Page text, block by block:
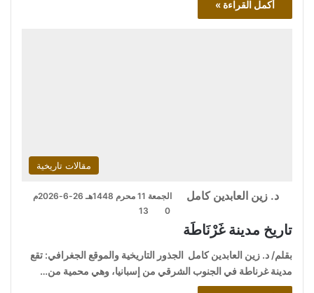
أكمل القراءة »
مقالات تاريخية
د. زين العابدين كامل
الجمعة 11 محرم 1448هـ 26-6-2026م
0
13
تاريخ مدينة غَرْنَاطَة
بقلم/ د. زين العابدين كامل الجذور التاريخية والموقع الجغرافي: تقع
مدينة غرناطة في الجنوب الشرقي من إسبانيا، وهي محمية من…